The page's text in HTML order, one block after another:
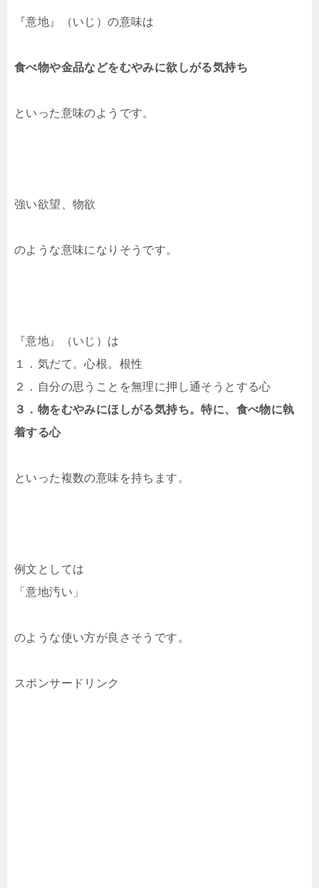
『意地』（いじ）の意味は
食べ物や金品などをむやみに欲しがる気持ち
といった意味のようです。
強い欲望、物欲
のような意味になりそうです。
『意地』（いじ）は
１．気だて。心根。根性
２．自分の思うことを無理に押し通そうとする心
３．物をむやみにほしがる気持ち。特に、食べ物に執
着する心
といった複数の意味を持ちます。
例文としては
「意地汚い」
のような使い方が良さそうです。
スポンサードリンク